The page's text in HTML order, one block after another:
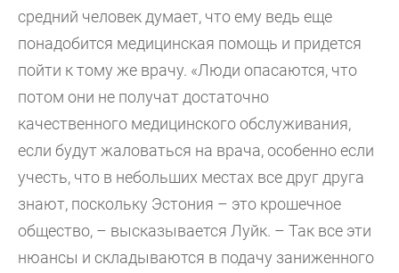
средний человек думает, что ему ведь еще
понадобится медицинская помощь и придется
пойти к тому же врачу. «Люди опасаются, что
потом они не получат достаточно
качественного медицинского обслуживания,
если будут жаловаться на врача, особенно если
учесть, что в небольших местах все друг друга
знают, поскольку Эстония – это крошечное
общество, – высказывается Луйк. – Так все эти
нюансы и складываются в подачу заниженного